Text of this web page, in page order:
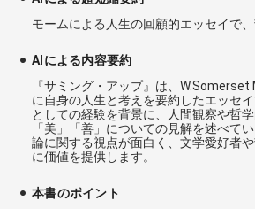
モームによる人生の回顧的エッセイで、
AIによる内容要約
『サミング・アップ』は、
に自身の人生と考えを要約したエッセ
としての経験を背景に、人間観察や哲
「美」「善」についての見解を述べて
論に関する視点が面白く、文学愛好者
に価値を提供します。
本書のポイント